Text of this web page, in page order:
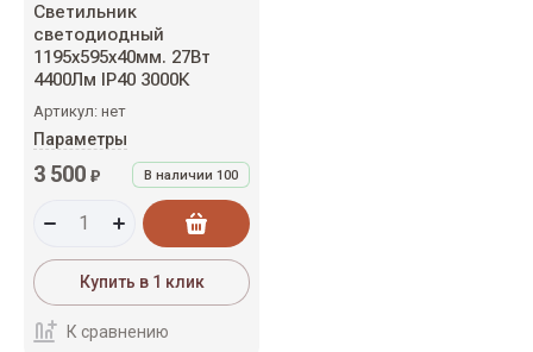
Светильник
светодиодный
1195х595х40мм. 27Вт
4400Лм IP40 3000К
Артикул: нет
Параметры
В наличии 100
3 500 ₽
Купить в 1 клик
К сравнению